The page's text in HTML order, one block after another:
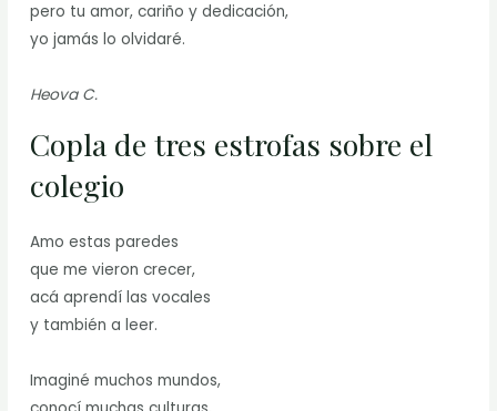
pero tu amor, cariño y dedicación,
yo jamás lo olvidaré.
Heova C.
Copla de tres estrofas sobre el
colegio
Amo estas paredes
que me vieron crecer,
acá aprendí las vocales
y también a leer.
Imaginé muchos mundos,